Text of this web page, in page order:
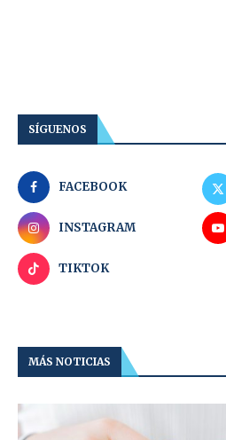
SÍGUENOS
FACEBOOK
INSTAGRAM
TIKTOK
MÁS NOTICIAS